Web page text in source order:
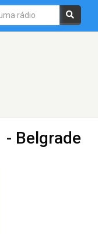
- Belgrade